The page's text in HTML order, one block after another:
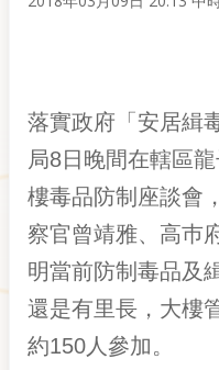
落實政府「安居緝
局8日晚間在轄區
樓毒品防制座談會
察官曾靖雅、高巿
明當前防制毒品及
還是有里長，大樓
約150人參加。